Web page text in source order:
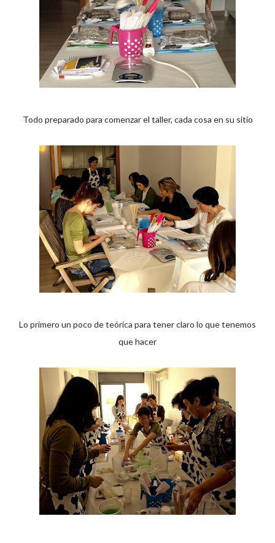
Todo preparado para comenzar el taller, cada cosa en su sitio
Lo primero un poco de teórica para tener claro lo que tenemos
que hacer